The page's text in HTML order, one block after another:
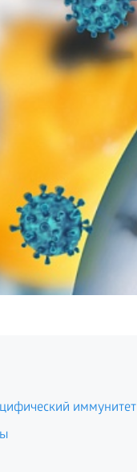
иммунитет